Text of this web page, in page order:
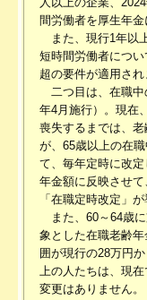
間労働者を厚生年金
また、現行1年以
短時間労働者につ
超の要件が適用され
二つ目は、在職中
年4月施行）。現在
喪失するまでは、
が、65歳以上の在
て、毎年定時に改
年金額に反映させ
「在職定時改定」
また、60～64歳
象とした在職老齢
囲が現行の28万円
上の人たちは、現
変更はありません。